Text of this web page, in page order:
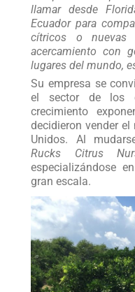
llamar desde
Ecuador para
cítricos o nuevas
acercamiento con
lugares del mundo,
Su empresa se
el sector de los
crecimiento
decidieron vender
Unidos. Al
Rucks Citrus
especializándose
gran escala.